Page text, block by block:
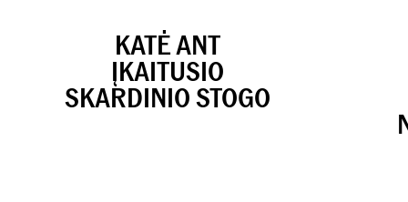
KATĖ ANT
ĮKAITUSIO
SKARDINIO STOGO